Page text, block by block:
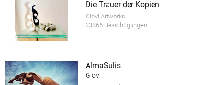
Die Trauer der Kopien
Giovi Artworks
23866 Besichtigungen
AlmaSulis
Giovi